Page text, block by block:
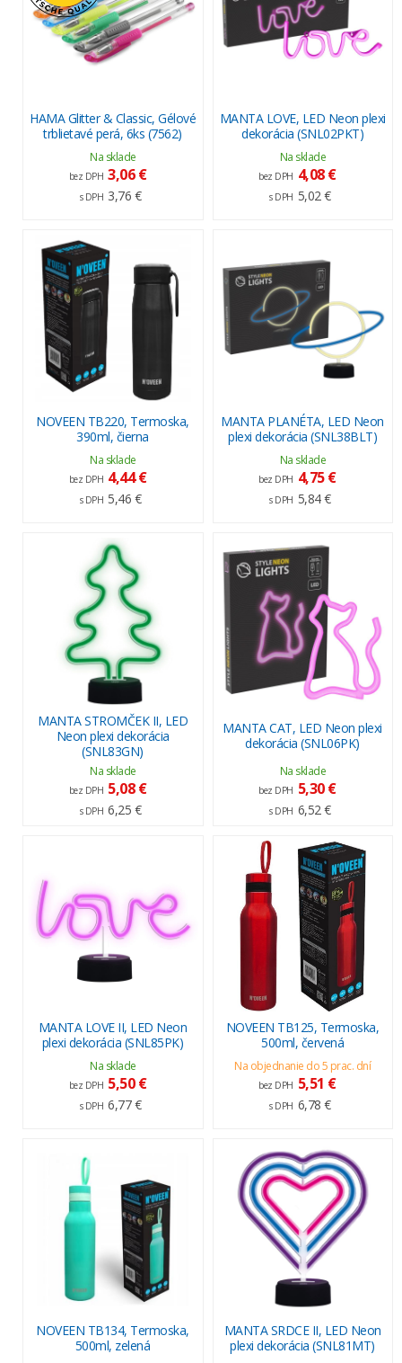
HAMA Glitter & Classic, Gélové
trblietavé perá, 6ks (7562)
Na sklade
bez DPH 3,06 €
s DPH 3,76 €
MANTA LOVE, LED Neon plexi
dekorácia (SNL02PKT)
Na sklade
bez DPH 4,08 €
s DPH 5,02 €
NOVEEN TB220, Termoska,
390ml, čierna
Na sklade
bez DPH 4,44 €
s DPH 5,46 €
MANTA PLANÉTA, LED Neon
plexi dekorácia (SNL38BLT)
Na sklade
bez DPH 4,75 €
s DPH 5,84 €
MANTA STROMČEK II, LED
Neon plexi dekorácia
(SNL83GN)
Na sklade
bez DPH 5,08 €
s DPH 6,25 €
MANTA CAT, LED Neon plexi
dekorácia (SNL06PK)
Na sklade
bez DPH 5,30 €
s DPH 6,52 €
MANTA LOVE II, LED Neon
plexi dekorácia (SNL85PK)
Na sklade
bez DPH 5,50 €
s DPH 6,77 €
NOVEEN TB125, Termoska,
500ml, červená
Na objednanie do 5 prac. dní
bez DPH 5,51 €
s DPH 6,78 €
NOVEEN TB134, Termoska,
500ml, zelená
MANTA SRDCE II, LED Neon
plexi dekorácia (SNL81MT)